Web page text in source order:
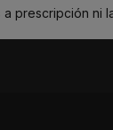
prescripción